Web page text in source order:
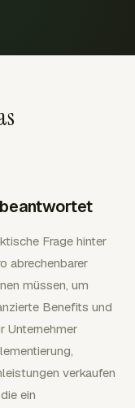
Frage hinter
abrechenbarer
müssen, um
Benefits und
Unternehmer
verkaufen
ein